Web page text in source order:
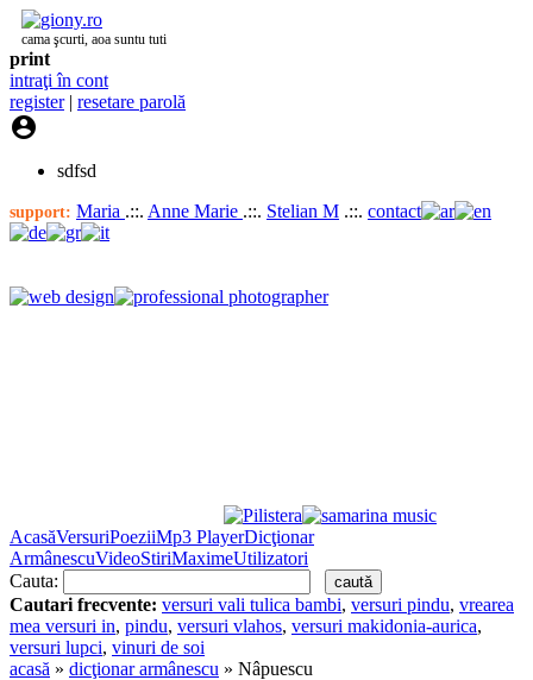
cama şcurti, aoa suntu tuti
print
intraţi în cont
register| resetare parolă

sdfsd
support: Maria .::. Anne Marie .::. Stelian M .::. contact
AcasăVersuriPoeziiMp3 PlayerDicţionar
ArmânescuVideoStiriMaximeUtilizatori
Cauta:
Cautari frecvente: versuri vali tulica bambi, versuri pindu, vrearea
mea versuri in, pindu, versuri vlahos, versuri makidonia-aurica,
versuri lupci, vinuri de soi
acasă » dicţionar armânescu » Nâpuescu